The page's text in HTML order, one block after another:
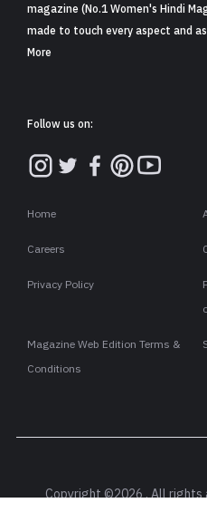
magazine (No.1 Women's Hindi
made to touch every aspect and
More
Follow us on:
Home
Careers
Privacy Policy
Magazine Web Edition Terms &
Conditions
Copyright ©2026 . All rights